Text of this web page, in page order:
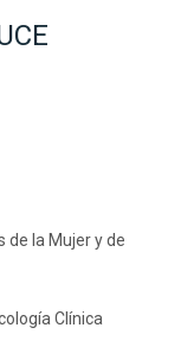
de la Mujer y de
Clínica